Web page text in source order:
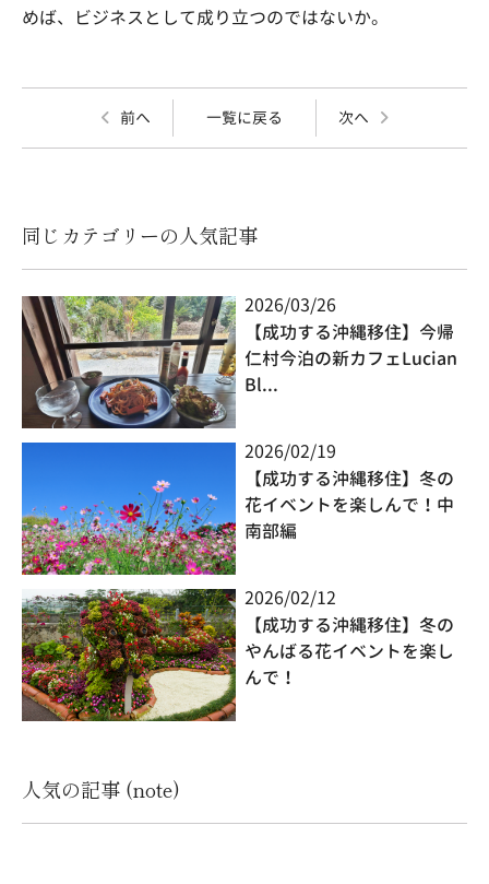
めば、ビジネスとして成り立つのではないか。
前へ 一覧に戻る 次へ
同じカテゴリーの人気記事
2026/03/26
【成功する沖縄移住】今帰
仁村今泊の新カフェLucian
Bl...
2026/02/19
【成功する沖縄移住】冬の
花イベントを楽しんで！中
南部編
2026/02/12
【成功する沖縄移住】冬の
やんばる花イベントを楽し
んで！
人気の記事 (note)